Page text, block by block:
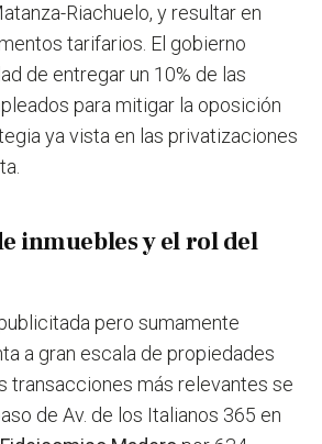
Riachuelo, y resultar en
tarifarios. El gobierno
de entregar un 10% de las
para mitigar la oposición
ya vista en las privatizaciones
inmuebles y el rol del
pero sumamente
a gran escala de propiedades
transacciones más relevantes se
de Av. de los Italianos 365 en